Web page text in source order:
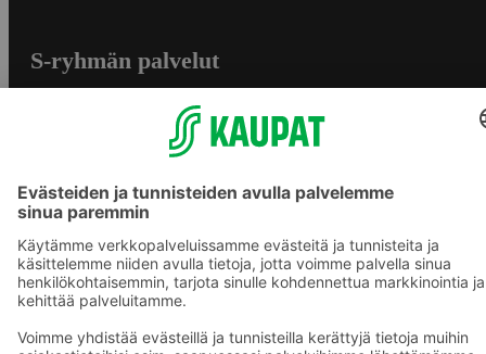
S-ryhmän palvelut
S-ostoslista -sovellus
Prisma.fi
Sokos.fi
S-Pankki
Yhteishyvä
Sokos Hotels
Raflaamo